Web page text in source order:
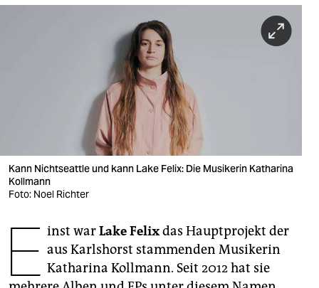
nord
veranstaltungen
shop
fragen & hilfe
genossenschaft
Kann Nichtseattle und kann Lake Felix: Die Musikerin Katharina
Kollmann
Foto: Noel Richter
E inst warLake Felixdas Hauptprojekt der
aus Karlshorst stammenden Musikerin
Katharina Kollmann. Seit 2012 hat sie